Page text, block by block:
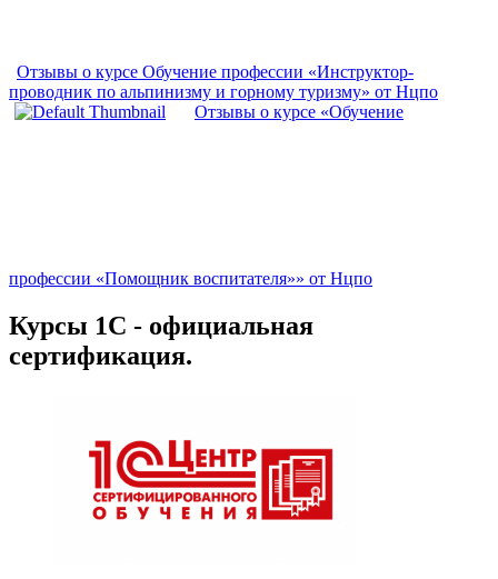
Отзывы о курсе Обучение профессии «Инструктор-
проводник по альпинизму и горному туризму» от Нцпо
Отзывы о курсе «Обучение
профессии «Помощник воспитателя»» от Нцпо
Курсы 1С - официальная
сертификация.